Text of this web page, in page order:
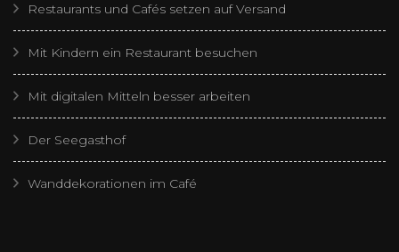
Restaurants und Cafés setzen auf Versand
Mit Kindern ein Restaurant besuchen
Mit digitalen Mitteln besser arbeiten
Der Seegasthof
Wanddekorationen im Café